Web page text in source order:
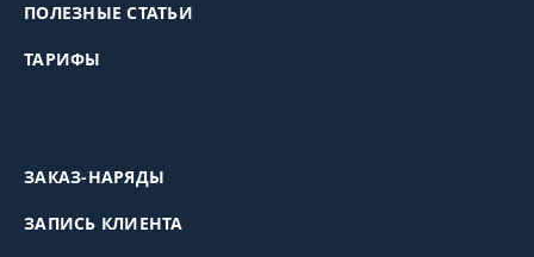
ПОЛЕЗНЫЕ СТАТЬИ
ТАРИФЫ
ЗАКАЗ-НАРЯДЫ
ЗАПИСЬ КЛИЕНТА